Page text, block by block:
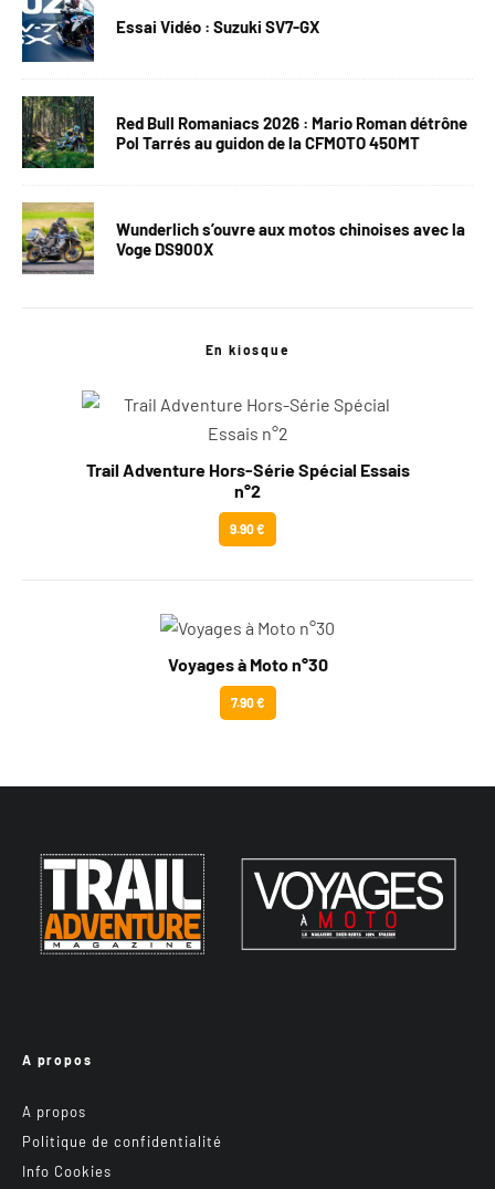
Essai Vidéo : Suzuki SV7-GX
Red Bull Romaniacs 2026 : Mario Roman détrône
Pol Tarrés au guidon de la CFMOTO 450MT
Wunderlich s’ouvre aux motos chinoises avec la
Voge DS900X
En kiosque
Trail Adventure Hors-Série Spécial Essais
n°2
9.90 €
Voyages à Moto n°30
7.90 €
A propos
A propos
Politique de confidentialité
Info Cookies